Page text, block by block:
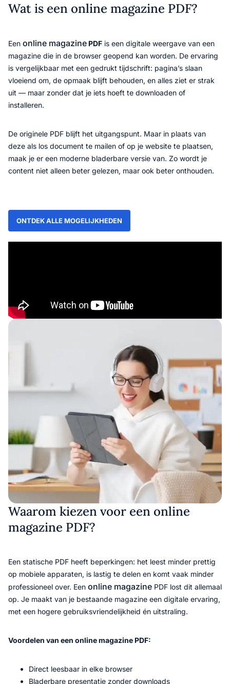
Wat is een online magazine PDF?
Een online magazine PDF is een digitale weergave van een
magazine die in de browser geopend kan worden. De ervaring
is vergelijkbaar met een gedrukt tijdschrift: pagina’s slaan
vloeiend om, de opmaak blijft behouden, en alles ziet er strak
uit — maar zonder dat je iets hoeft te downloaden of
installeren.
De originele PDF blijft het uitgangspunt. Maar in plaats van
deze als los document te mailen of op je website te plaatsen,
maak je er een moderne bladerbare versie van. Zo wordt je
content niet alleen beter gelezen, maar ook beter onthouden.
ONTDEK ALLE MOGELIJKHEDEN
Waarom kiezen voor een online
magazine PDF?
Een statische PDF heeft beperkingen: het leest minder prettig
op mobiele apparaten, is lastig te delen en komt vaak minder
professioneel over. Een online magazine PDF lost dit allemaal
op. Je maakt van je bestaande magazine een digitale ervaring,
met een hogere gebruiksvriendelijkheid én uitstraling.
Voordelen van een online magazine PDF:
Direct leesbaar in elke browser
Bladerbare presentatie zonder downloads